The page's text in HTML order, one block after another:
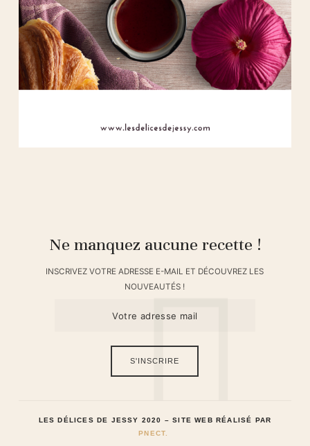
Ne manquez aucune recette !
INSCRIVEZ VOTRE ADRESSE E-MAIL ET DÉCOUVREZ LES
NOUVEAUTÉS !
LES DÉLICES DE JESSY 2020 – SITE WEB RÉALISÉ PAR
PNECT.